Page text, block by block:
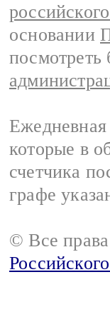
основании
Ежедневная
которые в
счетчика
графе
© Все